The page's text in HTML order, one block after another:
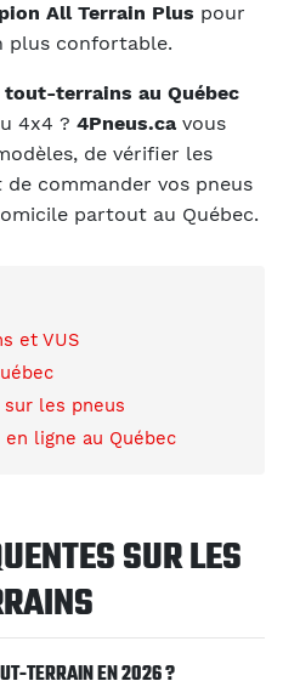
All Terrain Plus pour
confortable.
tout-terrains au Québec
4x4 ? 4Pneus.cavous
de vérifier les
commander vos pneus
partout au Québec.
et VUS
les pneus
ligne au Québec
SUR LES